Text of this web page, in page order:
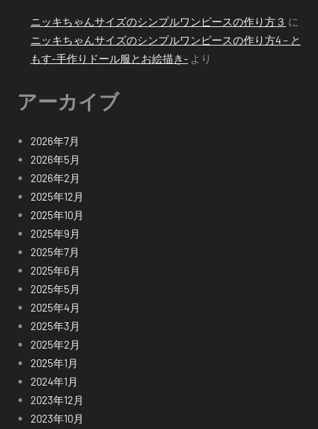
ニッキちゃんサイズのシンプルワンピースの作り方３ に
ニッキちゃんサイズのシンプルワンピースの作り方4 – と
もす-手作りドール服とお絵描き-より
アーカイブ
2026年7月
2026年5月
2026年2月
2025年12月
2025年10月
2025年9月
2025年7月
2025年6月
2025年5月
2025年4月
2025年3月
2025年2月
2025年1月
2024年1月
2023年12月
2023年10月